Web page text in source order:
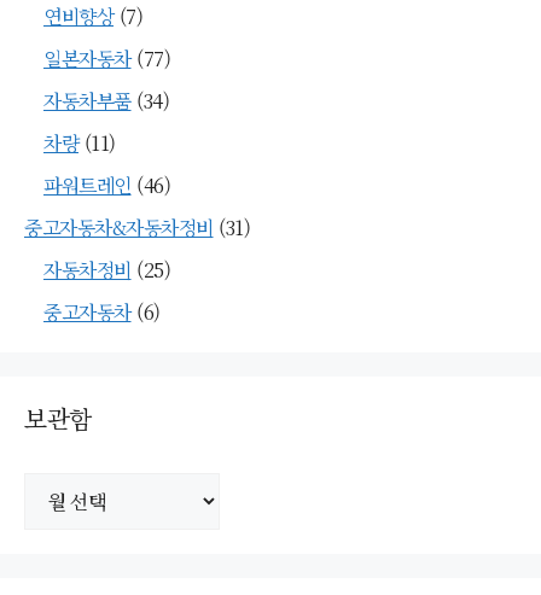
연비향상(7)
일본자동차(77)
자동차부품(34)
차량(11)
파워트레인 (46)
중고자동차&자동차정비 (31)
자동차정비 (25)
중고자동차(6)
보관함